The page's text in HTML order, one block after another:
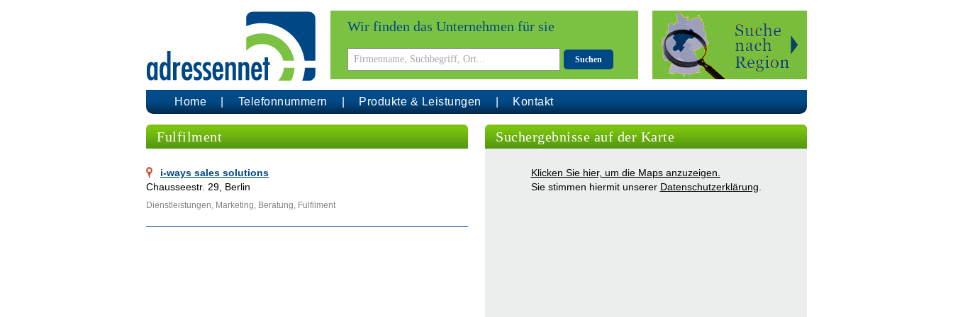
Wir finden das Unternehmen für sie
Suchen
Home Telefonnummern Produkte & Leistungen Kontakt
Fulfilment
i-ways sales solutions
Chausseestr. 29, Berlin
Dienstleistungen, Marketing, Beratung, Fulfilment
Suchergebnisse auf der Karte
Klicken Sie hier, um die Maps anzuzeigen.
Sie stimmen hiermit unserer Datenschutzerklärung